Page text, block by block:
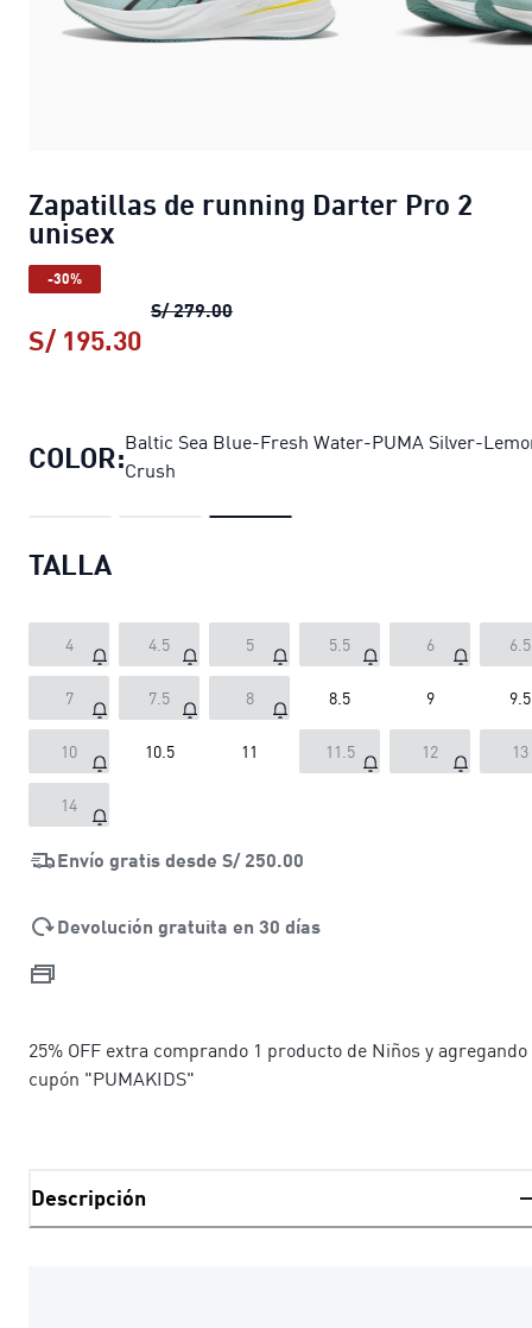
Zapatillas de running Darter Pro 2
unisex
-30%
S/ 279.00Zapatillas de running Darter Pro
S/ 195.30
COLOR:Baltic Sea Blue-Fresh Water-PUMA Silver-
Crush
TALLA
4 4.5 5 5.5 6 6.5
7 7.5 8 8.5 9 9.5
10 10.5 11 11.5 12 13
14
Envío gratis desde S/ 250.00
Devolución gratuita en 30 días
25% OFF extra comprando 1 producto de Niños y
cupón "PUMAKIDS"
Descripción